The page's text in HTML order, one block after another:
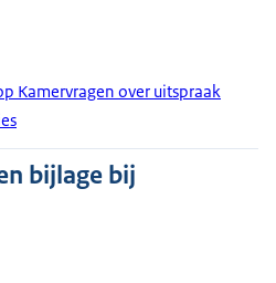
Kamervragen over uitspraak
bijlage bij